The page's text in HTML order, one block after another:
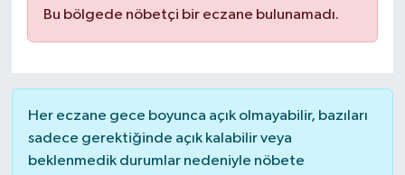
Bu bölgede nöbetçi bir eczane bulunamadı.
Her eczane gece boyunca açık olmayabilir, bazıları
sadece gerektiğinde açık kalabilir veya
beklenmedik durumlar nedeniyle nöbete